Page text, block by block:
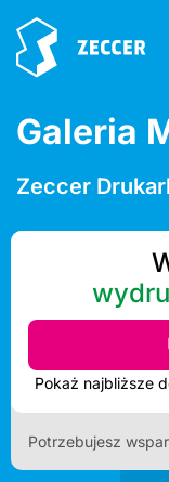
Galeria
Zeccer
Potrzebujesz